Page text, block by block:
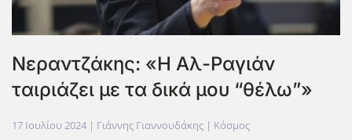
Νεραντζάκης: «Η Αλ-Ραγιάν
ταιριάζει με τα δικά μου “θέλω”»
17 Ιουλίου 2024 | Γιάννης Γιαννουδάκης | Κόσμος